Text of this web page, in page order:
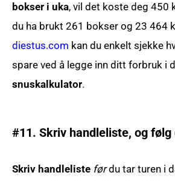
bokser i uka, vil det koste deg 450
du ha brukt 261 bokser og 23 464
diestus.com kan du enkelt sjekke
spare ved å legge inn ditt forbruk i
snuskalkulator.
#11. Skriv handleliste, og følg
Skriv handleliste førdu tar turen i